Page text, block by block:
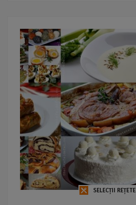
SELECȚII REȚETE